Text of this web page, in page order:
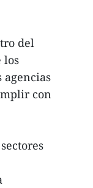
del
los
agencias
con